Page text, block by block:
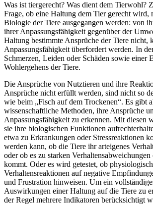
Was ist tiergerecht? Was dient dem Tierwohl?
Frage, ob eine Haltung dem Tier gerecht wird,
Biologie der Tiere ausgegangen werden: von
ihrer Anpassungsfähigkeit gegenüber der
Haltung bestimmte Ansprüche der Tiere nicht,
Anpassungsfähigkeit überfordert werden. In
Schmerzen, Leiden oder Schäden sowie einer
Wohlergehens der Tiere.
Die Ansprüche von Nutztieren und ihre
Ansprüche nicht erfüllt werden, sind nicht so
wie beim „Fisch auf dem Trockenen“. Es gibt
wissenschaftliche Methoden, ihre Ansprüche
Anpassungsfähigkeit zu erkennen. Mit diesen
sie ihre biologischen Funktionen
etwa zu Erkrankungen oder Stressreaktionen
werden kann, ob die Tiere ihr arteigenes
oder ob es zu starken Verhaltensabweichungen
kommt. Oder es wird getestet, ob
Verhaltensreaktionen auf negative
und Frustration hinweisen. Um ein
Auswirkungen einer Haltung auf die Tiere zu
der Regel mehrere Indikatoren berücksichtigt